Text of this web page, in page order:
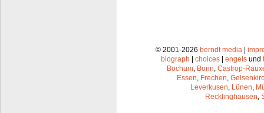
© 2001-2026 berndt media |
biograph | choices | engels und
Bochum Bonn Castrop-
Essen Frechen
Leverkusen Lünen
Recklinghausen